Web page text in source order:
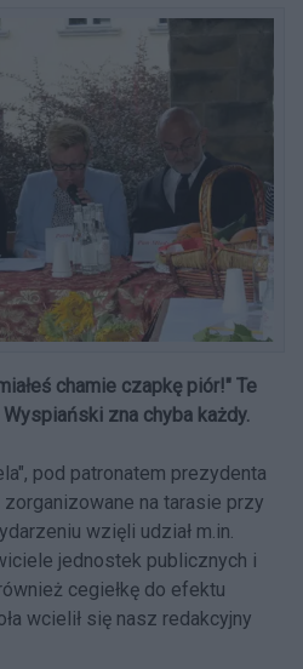
chamie czapkę piór!" Te
Wyspiański zna chyba każdy.
pod patronatem prezydenta
zorganizowane na tarasie przy
wzięli udział m.in.
jednostek publicznych i
cegiełkę do efektu
wcielił się nasz redakcyjny